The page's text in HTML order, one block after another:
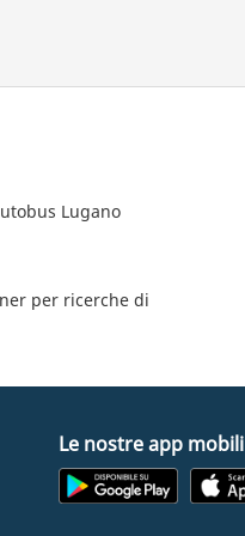
Lugano
per ricerche di
Le nostre app mobili